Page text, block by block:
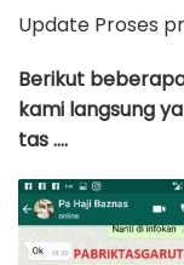
Update Proses
Berikut
kami langsung
tas ….